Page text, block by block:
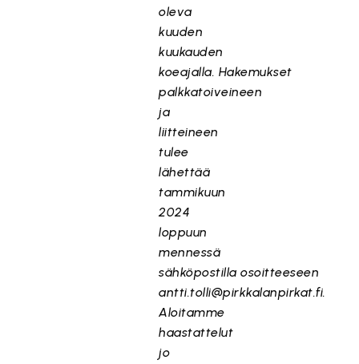
oleva
kuuden
kuukauden
koeajalla. Hakemukset
palkkatoiveineen
ja
liitteineen
tulee
lähettää
tammikuun
2024
loppuun
mennessä
sähköpostilla osoitteeseen
antti.tolli@pirkkalanpirkat.fi.
Aloitamme
haastattelut
jo